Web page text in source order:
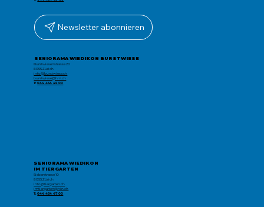
Newsletter abonnieren
SENIORAMA WIEDIKON BURSTWIESE
Burstwiesenstrasse 20
8055 Zürich
info@burstwiese.ch
burstwiese@hin.ch
T:044 454 45 00
SENIORAMA WIEDIKON
IM TIERGARTEN
Sieberstrasse 10
8055 Zürich
info@tiergarten.ch
imtiergarten@hin.ch
T:044 454 47 00